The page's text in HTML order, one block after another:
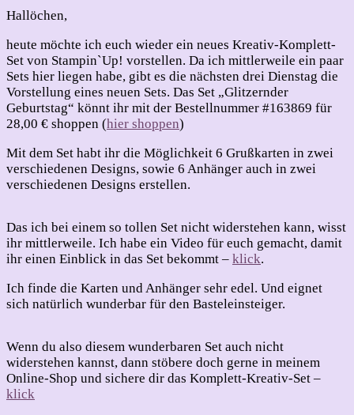
–
Glitzernder
Geburtstag
Hallöchen,
heute möchte ich euch wieder ein neues Kreativ-Komplett-
Set von Stampin`Up! vorstellen. Da ich mittlerweile ein paar
Sets hier liegen habe, gibt es die nächsten drei Dienstag die
Vorstellung eines neuen Sets. Das Set „Glitzernder
Geburtstag“ könnt ihr mit der Bestellnummer #163869 für
28,00 € shoppen (hier shoppen)
Mit dem Set habt ihr die Möglichkeit 6 Grußkarten in zwei
verschiedenen Designs, sowie 6 Anhänger auch in zwei
verschiedenen Designs erstellen.
Das ich bei einem so tollen Set nicht widerstehen kann, wisst
ihr mittlerweile. Ich habe ein Video für euch gemacht, damit
ihr einen Einblick in das Set bekommt – klick.
Ich finde die Karten und Anhänger sehr edel. Und eignet
sich natürlich wunderbar für den Basteleinsteiger.
Wenn du also diesem wunderbaren Set auch nicht
widerstehen kannst, dann stöbere doch gerne in meinem
Online-Shop und sichere dir das Komplett-Kreativ-Set –
klick